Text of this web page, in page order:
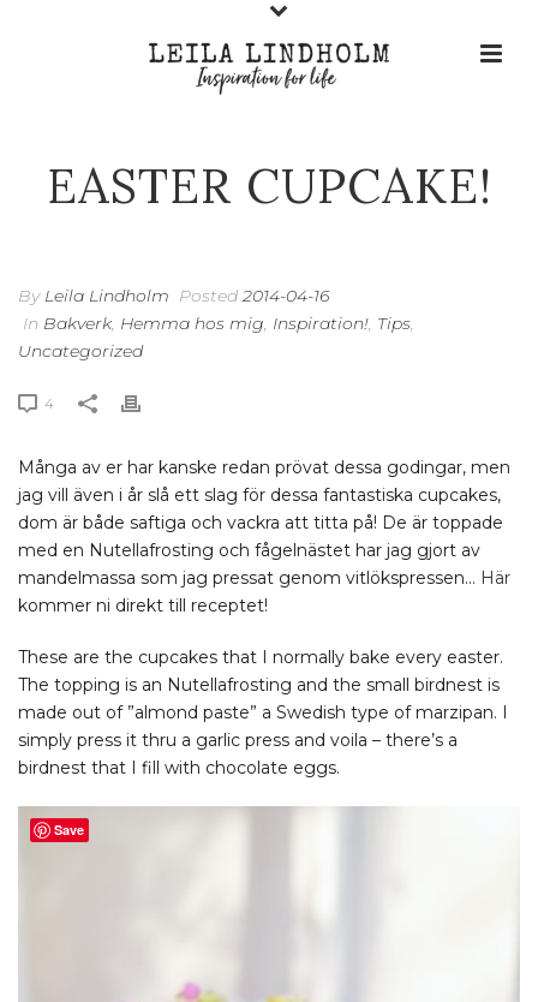
EASTER CUPCAKE!
By Leila Lindholm Posted 2014-04-16
In Bakverk, Hemma hos mig, Inspiration!, Tips,
Uncategorized
4
Många av er har kanske redan prövat dessa godingar, men
jag vill även i år slå ett slag för dessa fantastiska cupcakes,
dom är både saftiga och vackra att titta på! De är toppade
med en Nutellafrosting och fågelnästet har jag gjort av
mandelmassa som jag pressat genom vitlökspressen… Här
kommer ni direkt till receptet!
These are the cupcakes that I normally bake every easter.
The topping is an Nutellafrosting and the small birdnest is
made out of ”almond paste” a Swedish type of marzipan. I
simply press it thru a garlic press and voila – there’s a
birdnest that I fill with chocolate eggs.
Save